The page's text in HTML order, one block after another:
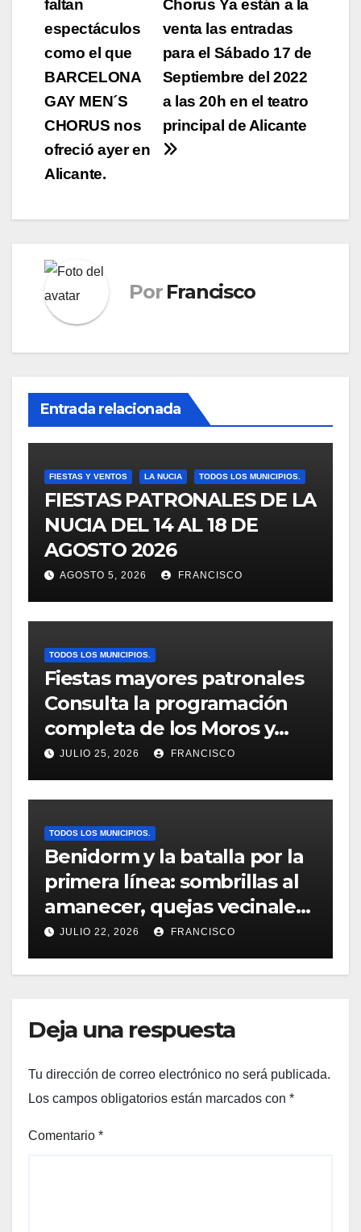
de
entradas
Chorus Ya están a la
venta las entradas
para el Sábado 17 de
Septiembre del 2022
a las 20h en el teatro
principal de Alicante
faltan
espectáculos
como el que
BARCELONA
GAY MEN´S
CHORUS nos
ofreció ayer en
Alicante.
Por Francisco
Entrada relacionada
FIESTAS Y VENTOS LA NUCIA TODOS LOS MUNICIPIOS.
FIESTAS PATRONALES DE LA
NUCIA DEL 14 AL 18 DE
AGOSTO 2026
AGOSTO 5, 2026 FRANCISCO
TODOS LOS MUNICIPIOS.
Fiestas mayores patronales
Consulta la programación
completa de los Moros y
Cristianos de Villajoyosa
2026
JULIO 25, 2026 FRANCISCO
TODOS LOS MUNICIPIOS.
Benidorm y la batalla por la
primera línea: sombrillas al
amanecer, quejas vecinales
y una normativa con zonas
grises
JULIO 22, 2026 FRANCISCO
Deja una respuesta
Tu dirección de correo electrónico no será publicada.
Los campos obligatorios están marcados con *
Comentario *